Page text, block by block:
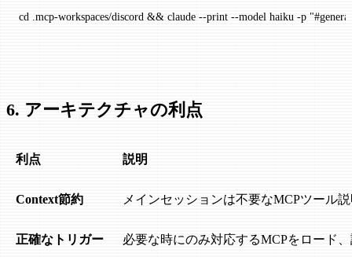
cd .mcp-workspaces/discord && claude --print --model haiku -p
6. アーキテクチャの利点
利点 説明
Context節約 メインセッションは不要なMCPツール
正確なトリガー 必要な時にのみ対応するMCPをロード